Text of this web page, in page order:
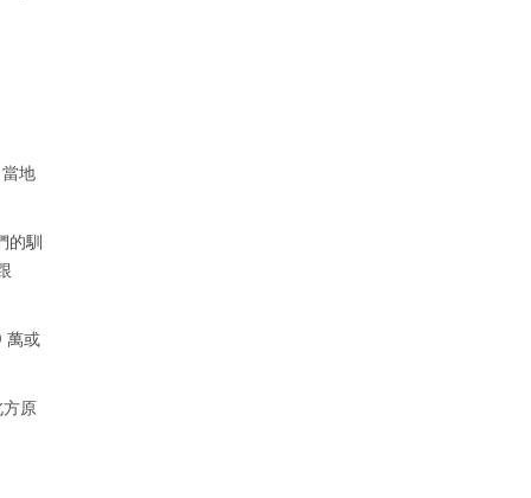
地
的馴
萬或
原